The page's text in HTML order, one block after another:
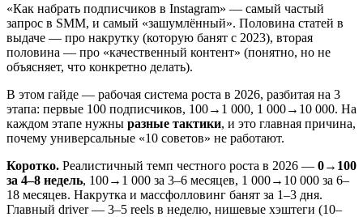
«Как набрать подписчиков в Instagram» — самый частый
запрос в SMM, и самый «зашумлённый». Половина статей в
выдаче — про накрутку (которую банят с 2023), вторая
половина — про «качественный контент» (понятно, но не
объясняет, что конкретно делать).
В этом гайде — рабочая система роста в 2026, разбитая на 3
этапа: первые 100 подписчиков, 100→1 000, 1 000→10 000. На
каждом этапе нужны разные тактики, и это главная причина,
почему универсальные «10 советов» не работают.
Коротко. Реалистичный темп честного роста в 2026 — 0→100
за 4–8 недель, 100→1 000 за 3–6 месяцев, 1 000→10 000 за 6–
18 месяцев. Накрутка и массфолловинг банят за 1–3 дня.
Главный driver — 3–5 reels в неделю, нишевые хэштеги (10–